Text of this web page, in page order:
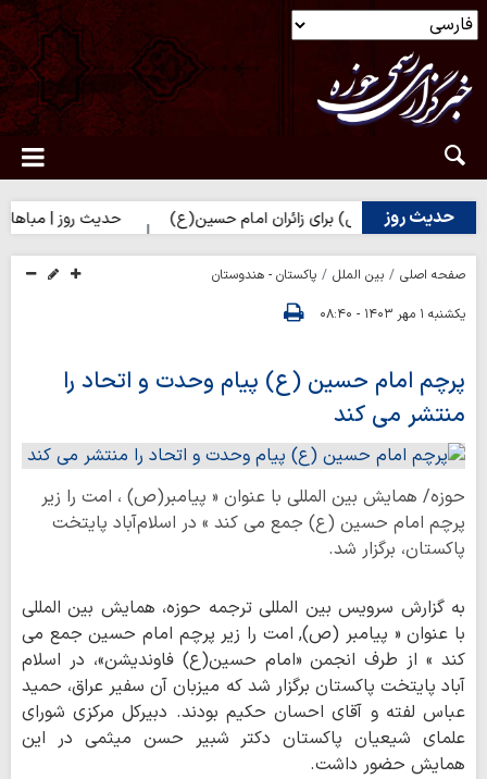
حدیث روز
حضرت زهرا(س) برای زائران امام حسین(ع) حدیث روز | مباهات
صفحه اصلی بین الملل
پاکستان - هندوستان
یکشنبه ۱ مهر ۱۴۰۳ - ۰۸:۴۰
پرچم امام حسین (ع) پیام وحدت و اتحاد را
منتشر می کند
حوزه/ همایش بین المللی با عنوان « پیامبر(ص) ، امت را زیر
پرچم امام حسین (ع) جمع می کند » در اسلام‌آباد پایتخت
پاکستان، برگزار شد.
به گزارش سرویس بین المللی ترجمه حوزه، همایش بین المللی
با عنوان « پیامبر (ص), امت را زیر پرچم امام حسین جمع می
کند » از طرف انجمن «امام حسین(ع) فاوندیشن»، در اسلام
آباد پایتخت پاکستان برگزار شد که میزبان آن سفیر عراق، حمید
عباس لفته و آقای احسان حکیم بودند. دبیرکل مرکزی شورای
علمای شیعیان پاکستان دکتر شبیر حسن میثمی در این
همایش حضور داشت.